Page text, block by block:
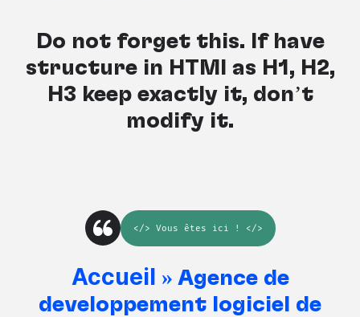
Do not forget this. If have
structure in HTMl as H1, H2,
H3 keep exactly it, don’t
modify it.
</> Vous êtes ici ! </>
Accueil » Agence de
développement logiciel de